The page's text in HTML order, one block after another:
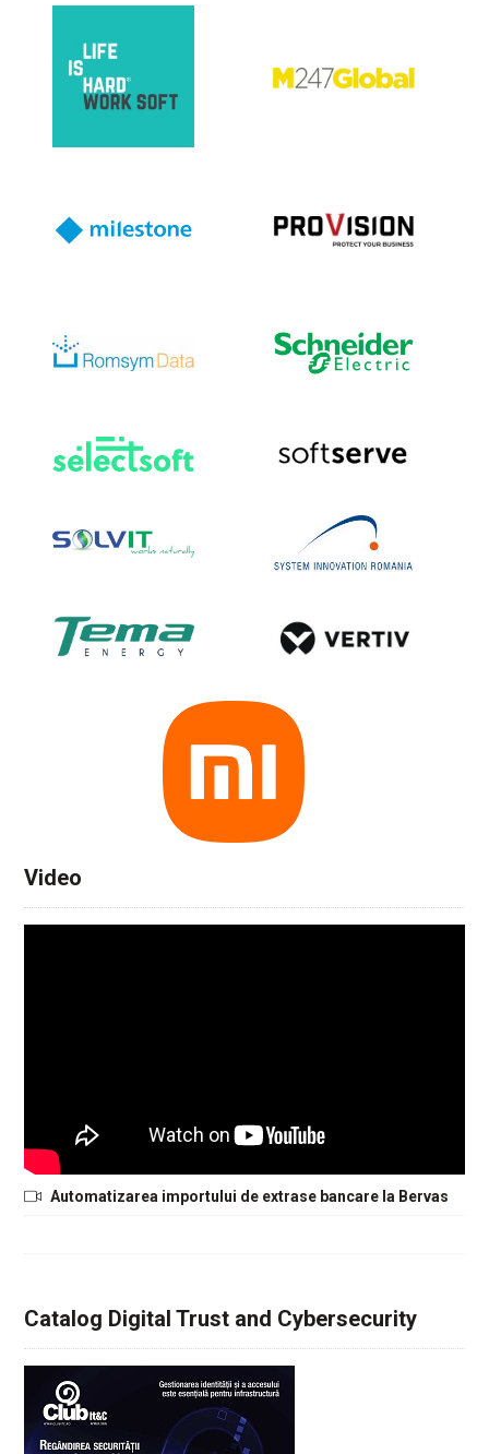
Video
Automatizarea importului de extrase bancare la Bervas
Catalog Digital Trust and Cybersecurity